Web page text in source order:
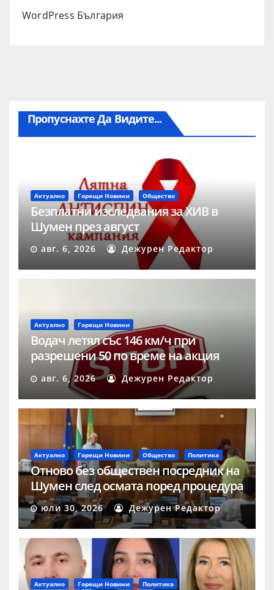
WordPress България
Пропуснахте Да Видите...
Актуално Горещи Новини Общество
Безплатни изследвания за ХИВ в
Шумен през август
авг. 6, 2026 Дежурен Редактор
Актуално Горещи Новини
Водач летял със 146 км/ч при
разрешени 50 по време на акция
„Скорост“ в Шумен
авг. 6, 2026 Дежурен Редактор
Актуално Горещи Новини Общество Политика
Отново без обществен посредник на
Шумен след осмата поред процедура
юли 30, 2026 Дежурен Редактор
Актуално Горещи Новини Политика